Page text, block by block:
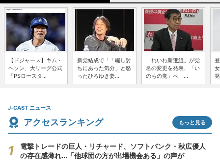
【ドジャース】キム・
ヘソン、大リーグ公式
「PSロースタ...
新党結成で「「騙し討
ちにあった気分」と怒
ったひろゆき妻...
「れいわ新選組」が党
名の変更を発表、「い
のちの党」へ ...
J-CAST ニュース
アクセスランキング もっと見る
電撃トレードの巨人・リチャード、ソフトバンク・秋広優人
の存在感薄れ...「他球団の方が出場機会ある」の声が